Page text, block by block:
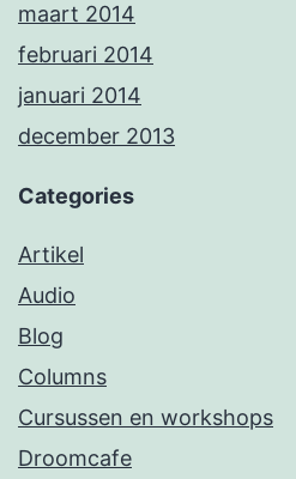
maart 2014
februari 2014
januari 2014
december 2013
Categories
Artikel
Audio
Blog
Columns
Cursussen en workshops
Droomcafe